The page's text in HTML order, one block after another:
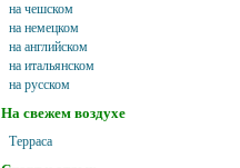
на чешском
на немецком
на английском
на итальянском
на русском
На свежем воздухе
Терраса